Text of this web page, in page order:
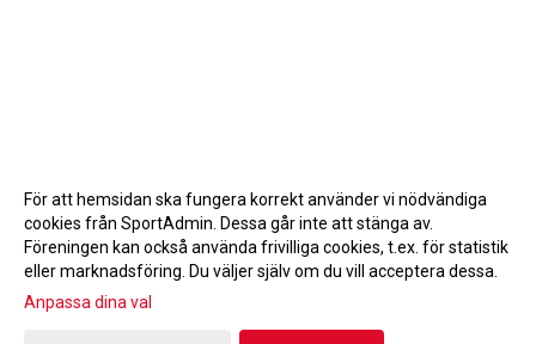
Gå till Webbversion
För att hemsidan ska fungera korrekt använder vi nödvändiga
cookies från SportAdmin. Dessa går inte att stänga av.
Föreningen kan också använda frivilliga cookies, t.ex. för statistik
eller marknadsföring. Du väljer själv om du vill acceptera dessa.
Anpassa dina val